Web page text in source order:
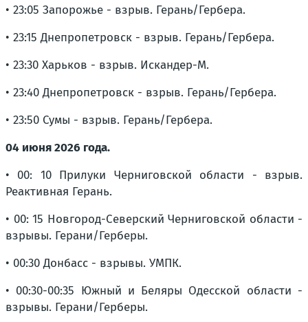
• 23:05 Запорожье - взрыв. Герань/Гербера.
• 23:15 Днепропетровск - взрыв. Герань/Гербера.
• 23:30 Харьков - взрыв. Искандер-М.
• 23:40 Днепропетровск - взрыв. Герань/Гербера.
• 23:50 Сумы - взрыв. Герань/Гербера.
04 июня 2026 года.
• 00: 10 Прилуки Черниговской области - взрыв.
Реактивная Герань.
• 00: 15 Новгород-Северский Черниговской области -
взрывы. Герани/Герберы.
• 00:30 Донбасс - взрывы. УМПК.
• 00:30-00:35 Южный и Беляры Одесской области -
взрывы. Герани/Герберы.